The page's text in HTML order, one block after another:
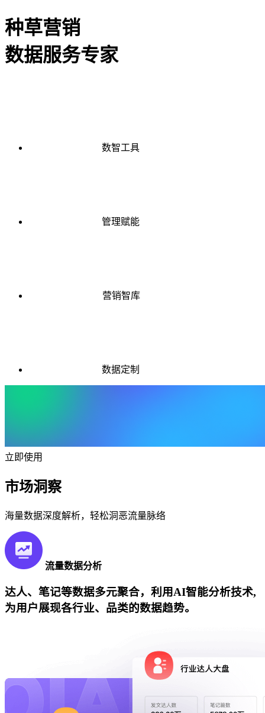
种草营销
数据服务专家
数智工具
管理赋能
营销智库
数据定制
立即使用
市场洞察
海量数据深度解析，轻松洞恶流量脉络
流量数据分析
达人、笔记等数据多元聚合，利用AI智能分析技术,
为用户展现各行业、品类的数据趋势。